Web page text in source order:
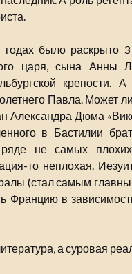
было раскрыто 3
царя, сына Анны
крепости.
Павла. Может ли
Александра Дюма
в Бастилии
не самых
то неплохая.
(стал самым
Францию в
а суровая